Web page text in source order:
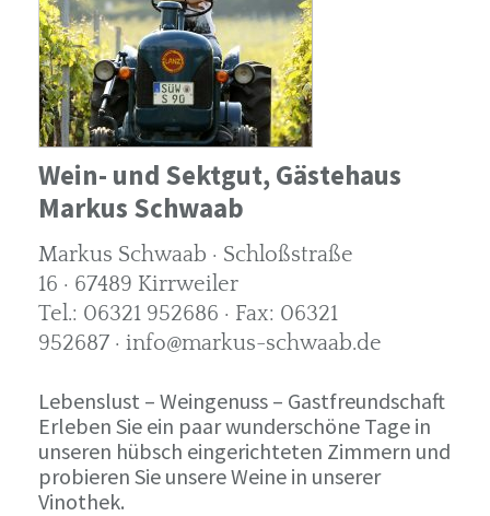
Wein- und Sektgut, Gästehaus
Markus Schwaab
Markus Schwaab · Schloßstraße
16 · 67489 Kirrweiler
Tel.: 06321 952686 · Fax: 06321
952687 · info@markus-schwaab.de
Lebenslust – Weingenuss – Gastfreundschaft
Erleben Sie ein paar wunderschöne Tage in
unseren hübsch eingerichteten Zimmern und
probieren Sie unsere Weine in unserer
Vinothek.